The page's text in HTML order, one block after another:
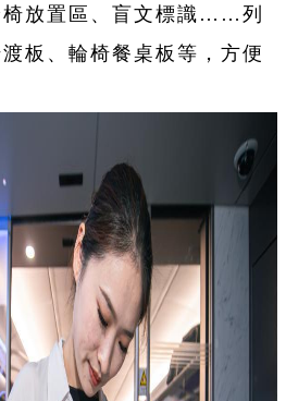
椅放置區、盲文標識……列
板、輪椅餐桌板等，方便